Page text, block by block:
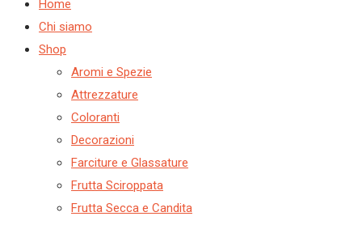
Home
Chi siamo
Shop
Aromi e Spezie
Attrezzature
Coloranti
Decorazioni
Farciture e Glassature
Frutta Sciroppata
Frutta Secca e Candita